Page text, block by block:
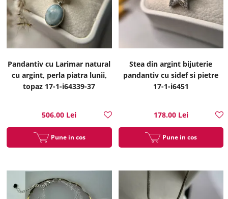
Pandantiv cu Larimar natural
cu argint, perla piatra lunii,
topaz 17-1-i64339-37
506.00 Lei
Pune in cos
Stea din argint bijuterie
pandantiv cu sidef si pietre
17-1-i6451
178.00 Lei
Pune in cos